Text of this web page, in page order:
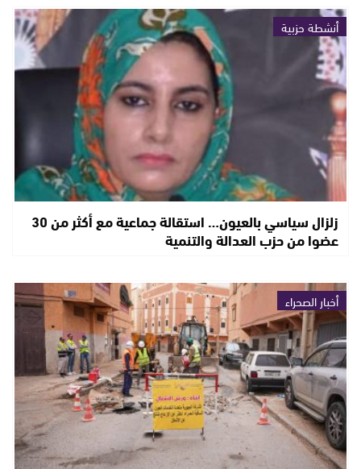
أنشطة حزبية
زلزال سياسي بالعيون… استقالة جماعية مع أكثر من 30
عضوا من حزب العدالة والتنمية
أخبار الصحراء